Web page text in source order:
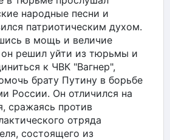
народные песни и
патриотическим духом.
в мощь и величие
он решил уйти из тюрьмы и
к ЧВК "Вагнер",
брату Путину в борьбе
России. Он отличился на
сражаясь против
отряда
состоящего из